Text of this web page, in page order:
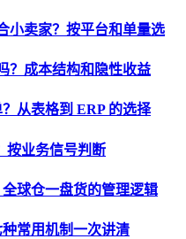
小卖家？按平台和单量选
？成本结构和隐性收益
从表格到 ERP 的选择
按业务信号判断
球仓一盘货的管理逻辑
常用机制一次讲清